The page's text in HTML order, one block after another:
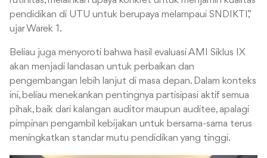
pendidikan di UTU untuk berupaya melampaui SNDIKTI,”
ujar Warek 1.
Beliau juga menyoroti bahwa hasil evaluasi AMI Siklus IX
akan menjadi landasan untuk perbaikan dan
pengembangan lebih lanjut di masa depan. Dalam konteks
ini, beliau menekankan pentingnya partisipasi aktif semua
pihak, baik dari kalangan auditor maupun auditee, apalagi
pimpinan pengambil kebijakan untuk bersama-sama terus
meningkatkan standar mutu pendidikan yang tinggi.